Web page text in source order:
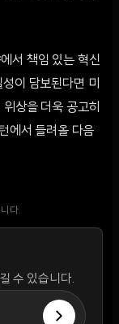
서 책임 있는 혁신
이 담보된다면 미
상을 더욱 공고히
에서 들려올 다음
다.
수 있습니다.